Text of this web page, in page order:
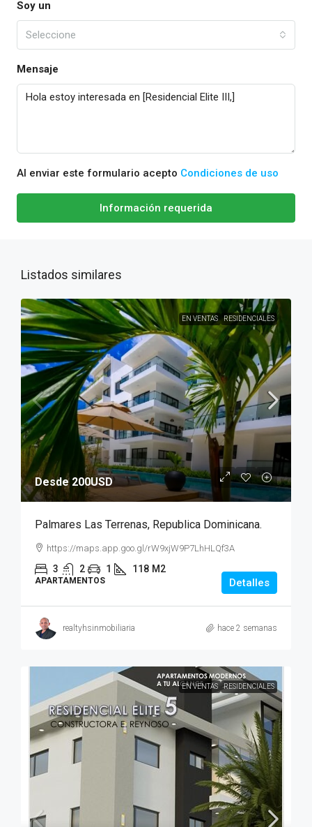
Soy un
Seleccione
Mensaje
Al enviar este formulario acepto Condiciones de uso
Información requerida
Listados similares
EN VENTAS RESIDENCIALES
Desde 200USD
Palmares Las Terrenas, Republica Dominicana.
https://maps.app.goo.gl/rW9xjW9P7LhHLQf3A
3 2 1 118 M2
APARTAMENTOS Detalles
realtyhsinmobiliaria hace 2 semanas
EN VENTAS RESIDENCIALES